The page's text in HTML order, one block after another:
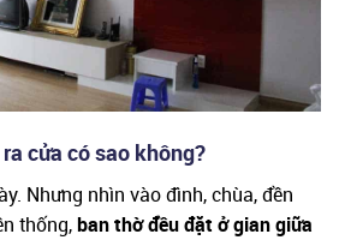
cửa có sao không?
Nhưng nhìn vào đình, chùa, đền
thống,ban thờ đều đặt ở gian giữa